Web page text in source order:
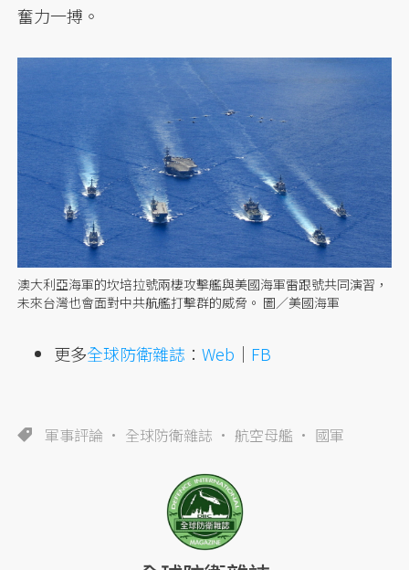
奮力一搏。
澳大利亞海軍的坎培拉號兩棲攻擊艦與美國海軍雷跟號共同演習，
未來台灣也會面對中共航艦打擊群的威脅。 圖／美國海軍
更多全球防衛雜誌 ：Web ｜ FB
軍事評論 全球防衛雜誌 航空母艦 國軍